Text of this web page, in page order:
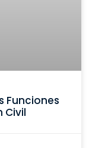
Funciones
Civil